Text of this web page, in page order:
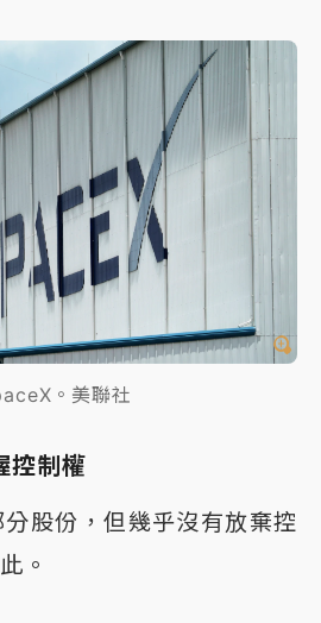
。美聯社
控制權
股份，但幾乎沒有放棄控
。